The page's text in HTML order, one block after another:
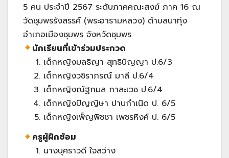
5 คน ประจำปี 2567 ระดับภาคคณะสงฆ์ ภาค 16 ณ
วัดชุมพรรังสรรค์ (พระอารามหลวง) ตำบลนาทุ่ง
อำเภอเมืองชุมพร จังหวัดชุมพร
นักเรียนที่เข้าร่วมประกวด
เด็กหญิงมลธิญา สุทธิปัญญา ป.6/3
เด็กหญิงวชิราภรณ์ มาลี ป.6/4
เด็กหญิงณัฐกมล กาละเวช ป.6/4
เด็กหญิงปัญญิษา ปานกำเนิด ป. 6/5
เด็กหญิงเพ็ญพิชชา เพชรหิงค์ ป. 6/5
ครูผู้ฝึกซ้อม
นางบุศราวดี ใจสว่าง